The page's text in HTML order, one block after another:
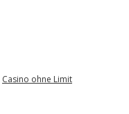
Casino ohne Limit